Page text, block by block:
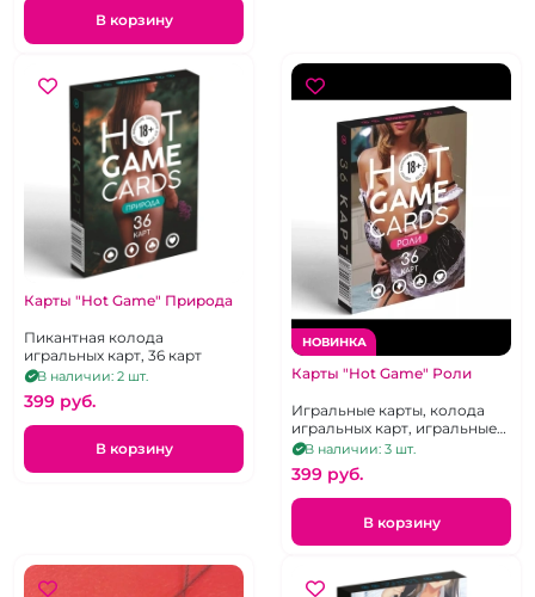
В корзину
Карты "Hot Game" Природа
Пикантная колода
игральных карт, 36 карт
В наличии: 2 шт.
399 pуб.
В корзину
НОВИНКА
Карты "Hot Game" Роли
Игральные карты, колода
игральных карт, игральные
карты с ролями, 36 карт
В наличии: 3 шт.
399 pуб.
В корзину